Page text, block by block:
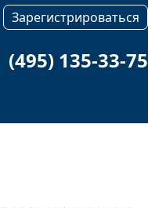
Зарегистрироваться
(495) 135-33-75